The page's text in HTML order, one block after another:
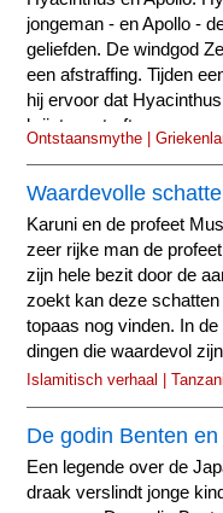
jongeman - en Apollo -
geliefden. De windgod
een afstraffing. Tijden
hij ervoor dat
krijgt en sterft.
Ontstaansmythe |
Waardevolle
Karuni en de profeet
zeer rijke man de
zijn hele bezit door de
zoekt kan deze
topaas nog vinden. In
dingen die waardevol
Islamitisch verhaal |
De godin Benten
Een legende over de
draak verslindt jonge